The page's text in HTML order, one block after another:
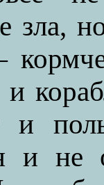
зла,
и
и не